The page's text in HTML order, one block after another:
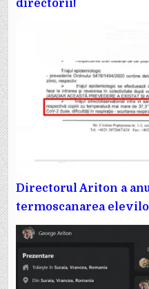
directorii!
Directorul Ariton a
termoscanarea